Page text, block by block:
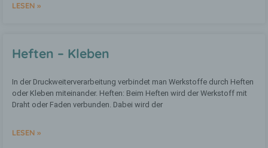
LESEN »
Heften – Kleben
In der Druckweiterverarbeitung verbindet man Werkstoffe durch Heften
oder Kleben miteinander. Heften: Beim Heften wird der Werkstoff mit
Draht oder Faden verbunden. Dabei wird der
LESEN »
psychischen, wirtschaftlichen, kulturellen
oder sozialen Identität dieser natürlichen
b) betroffene Person